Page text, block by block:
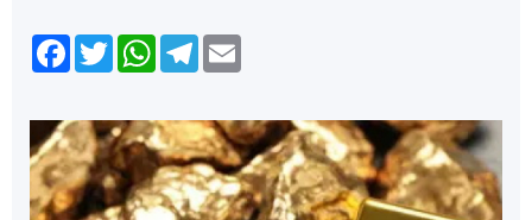
Facebook
TwitterWhatsApp
Telegram